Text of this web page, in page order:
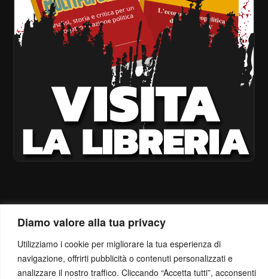
Diamo valore alla tua privacy
Utilizziamo i cookie per migliorare la tua esperienza di
navigazione, offrirti pubblicità o contenuti personalizzati e
analizzare il nostro traffico. Cliccando “Accetta tutti”, acconsenti